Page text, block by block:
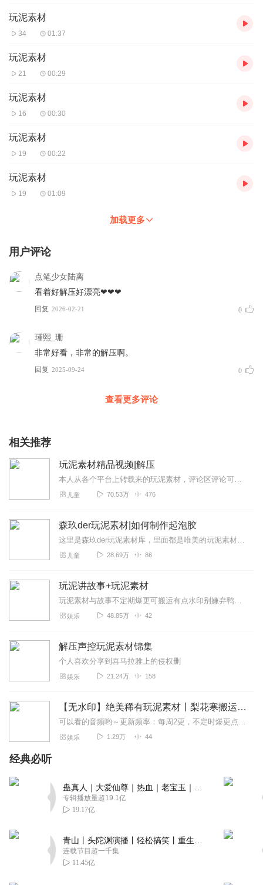
玩泥素材
34 01:37
玩泥素材
21 00:29
玩泥素材
16 00:30
玩泥素材
19 00:22
玩泥素材
19 01:09
加载更多
用户评论
点笔少女陆离
看着好解压好漂亮❤❤❤
回复 2026-02-21 0
瑾熙_珊
非常好看，非常的解压啊。
回复 2025-09-24 0
查看更多评论
相关推荐
玩泥素材精品视频|解压
本人从各个平台上转载来的玩泥素材，评论区评论可抱走。各种史莱姆图片展示↓...
儿童 70.53万 476
森玖der玩泥素材|如何制作起泡胶
这里是森玖der玩泥素材库，里面都是唯美的玩泥素材哦.非常优质.也非常的声控解压.快来观看吧！求喜马大大给点流量！偶尔也会更新，如何制作起泡胶的哦
儿童 28.69万 86
玩泥讲故事+玩泥素材
玩泥素材与故事不定期爆更可搬运有点水印别嫌弃鸭每日至少更1集
娱乐 48.85万 42
解压声控玩泥素材锦集
个人喜欢分享到喜马拉雅上的侵权删
娱乐 21.24万 158
【无水印】绝美稀有玩泥素材丨梨花寒搬运丨优质
可以看的音频哟～更新频率：每周2更，不定时爆更点击右上角订阅，才可以看到更新哦～每收到一个5星好评，在当天基础上加更一集节目主题：优质无水印高清玩泥素材，墙裂推...
娱乐 1.29万 44
经典必听
专辑播放量超19.1亿
19.17亿
连载节目超一千集
11.45亿